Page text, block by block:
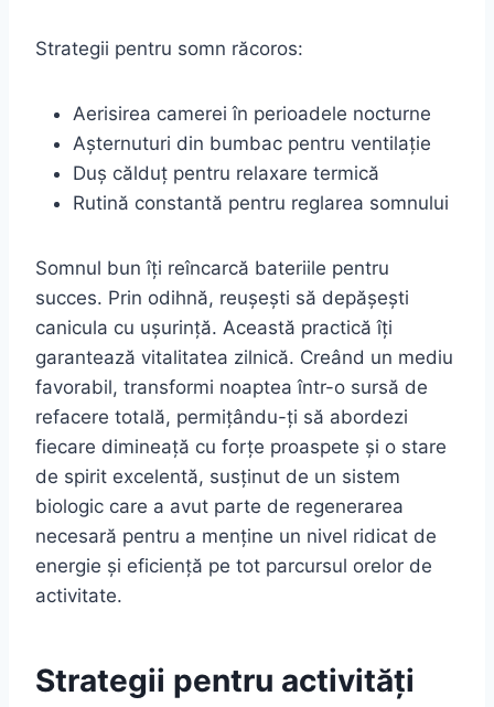
Strategii pentru somn răcoros:
Aerisirea camerei în perioadele nocturne
Așternuturi din bumbac pentru ventilație
Duș călduț pentru relaxare termică
Rutină constantă pentru reglarea somnului
Somnul bun îți reîncarcă bateriile pentru
succes. Prin odihnă, reușești să depășești
canicula cu ușurință. Această practică îți
garantează vitalitatea zilnică. Creând un mediu
favorabil, transformi noaptea într-o sursă de
refacere totală, permițându-ți să abordezi
fiecare dimineață cu forțe proaspete și o stare
de spirit excelentă, susținut de un sistem
biologic care a avut parte de regenerarea
necesară pentru a menține un nivel ridicat de
energie și eficiență pe tot parcursul orelor de
activitate.
Strategii pentru activități